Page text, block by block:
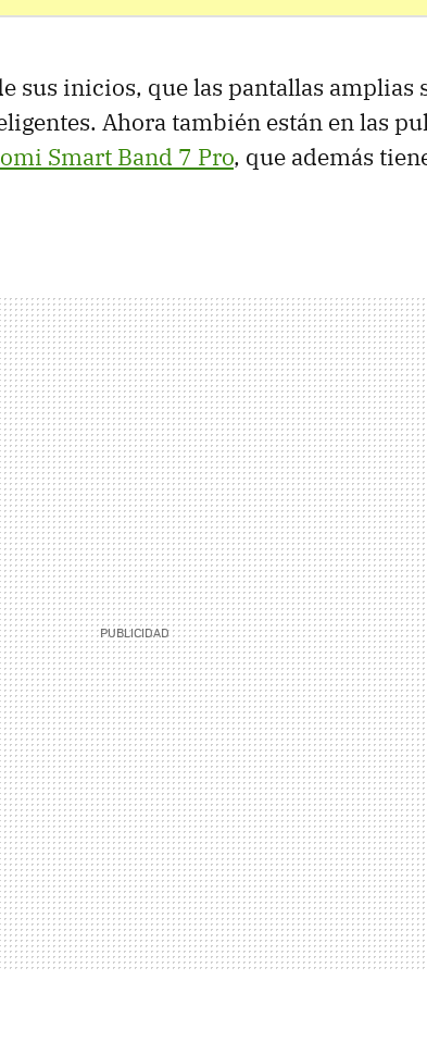
sus inicios, que las pantallas amplias
Ahora también están en las
Smart Band 7 Pro, que además